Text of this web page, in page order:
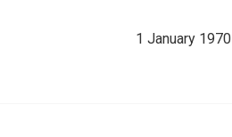
1 January 1970